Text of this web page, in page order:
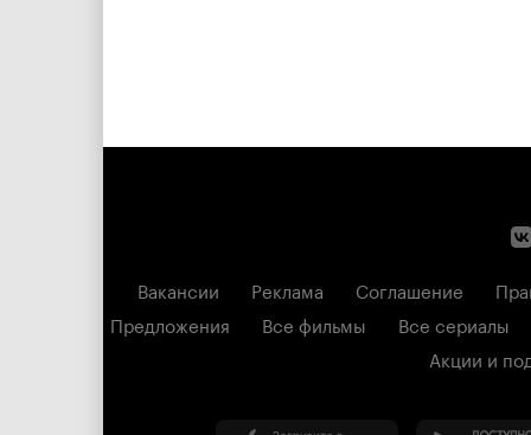
Вакансии Реклама Соглашение
Предложения
Все фильмы
Все сериалы
Акции и